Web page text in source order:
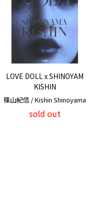
LOVE DOLL x SHINOYAM
KISHIN
篠山紀信 / Kishin Shinoyama
sold out